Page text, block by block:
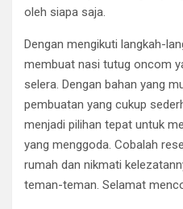
oleh siapa saja.
Dengan mengikuti langkah-
membuat nasi tutug oncom
selera. Dengan bahan yang
pembuatan yang cukup
menjadi pilihan tepat untuk
yang menggoda. Cobalah
rumah dan nikmati
teman-teman. Selamat